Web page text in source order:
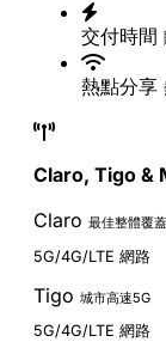
交付時間
熱點分享
Claro, Tigo &
Claro 最佳整體覆蓋
5G/4G/LTE 網路
Tigo 城市高速5G
5G/4G/LTE 網路